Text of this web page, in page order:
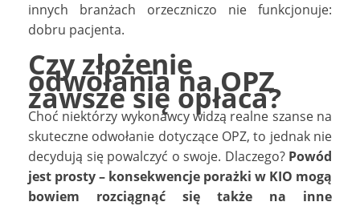
innych branżach orzeczniczo nie funkcjonuje:
dobru pacjenta.
Czy złożenie
odwołania na OPZ
zawsze się opłaca?
Choć niektórzy wykonawcy widzą realne szanse na
skuteczne odwołanie dotyczące OPZ, to jednak nie
decydują się powalczyć o swoje. Dlaczego? Powód
jest prosty – konsekwencje porażki w KIO mogą
bowiem rozciągnąć się także na inne